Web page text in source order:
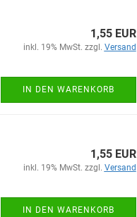
1,55 EUR
inkl. 19% MwSt. zzgl. Versand
IN DEN WARENKORB
1,55 EUR
inkl. 19% MwSt. zzgl. Versand
IN DEN WARENKORB